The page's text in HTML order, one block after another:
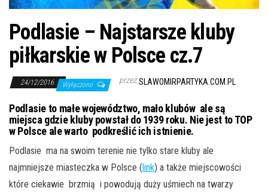
Podlasie – Najstarsze kluby
piłkarskie w Polsce cz.7
24/12/2016 Wyłączono przez SLAWOMIRPARTYKA.COM.PL
Podlasie to małe województwo, mało klubów ale są
miejsca gdzie kluby powstał do 1939 roku. Nie jest to TOP
w Polsce ale warto podkreślić ich istnienie.
Podlasie ma na swoim terenie nie tylko stare kluby ale
najmniejsze miasteczka w Polsce (link) a także miejscowości
które ciekawie brzmią i powodują duży uśmiech na twarzy